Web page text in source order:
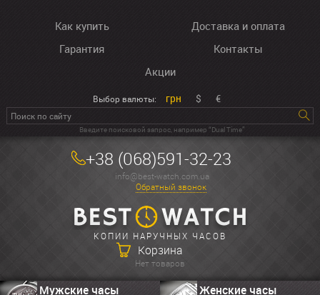
Как купить
Доставка и оплата
Гарантия
Контакты
Акции
Выбор валюты: грн $ €
Введите поисковой запрос, например “Dual Time”
+38 (068)591-32-23
info@best-watch.com.ua
Обратный звонок
КОПИИ НАРУЧНЫХ ЧАСОВ
Корзина
Нет товаров
Мужские часы Женские часы